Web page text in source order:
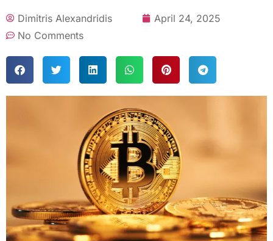
Dimitris Alexandridis
April 24, 2025
No Comments